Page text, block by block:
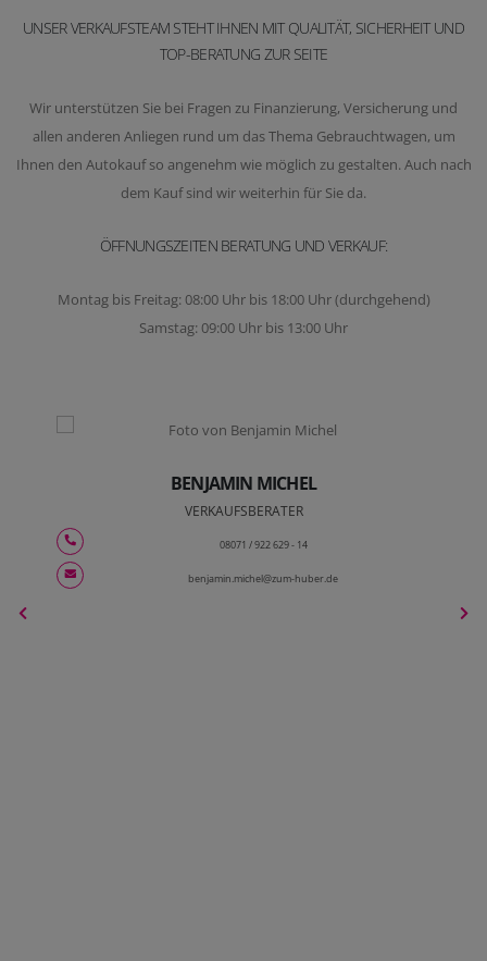
BENJAMIN MICHEL
VERKAUFSBERATER
08071 / 922 629 - 14
benjamin.michel@zum-huber.de
UNSER VERKAUFSTEAM STEHT IHNEN MIT QUALITÄT, SICHERHEIT UND
TOP-BERATUNG ZUR SEITE
Wir unterstützen Sie bei Fragen zu Finanzierung, Versicherung und
allen anderen Anliegen rund um das Thema Gebrauchtwagen, um
Ihnen den Autokauf so angenehm wie möglich zu gestalten. Auch nach
dem Kauf sind wir weiterhin für Sie da.
ÖFFNUNGSZEITEN BERATUNG UND VERKAUF:
Montag bis Freitag: 08:00 Uhr bis 18:00 Uhr (durchgehend)
Samstag: 09:00 Uhr bis 13:00 Uhr